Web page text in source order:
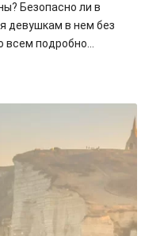
Безопасно ли в
девушкам в нем без
всем подробно…